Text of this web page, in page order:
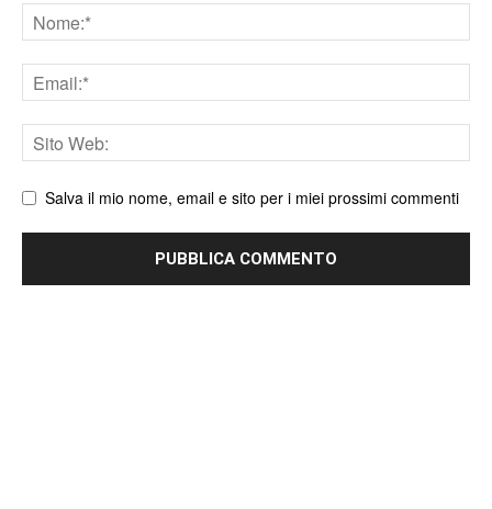
Nome
Email
Sito
web
Salva il mio nome, email e sito per i miei prossimi commenti